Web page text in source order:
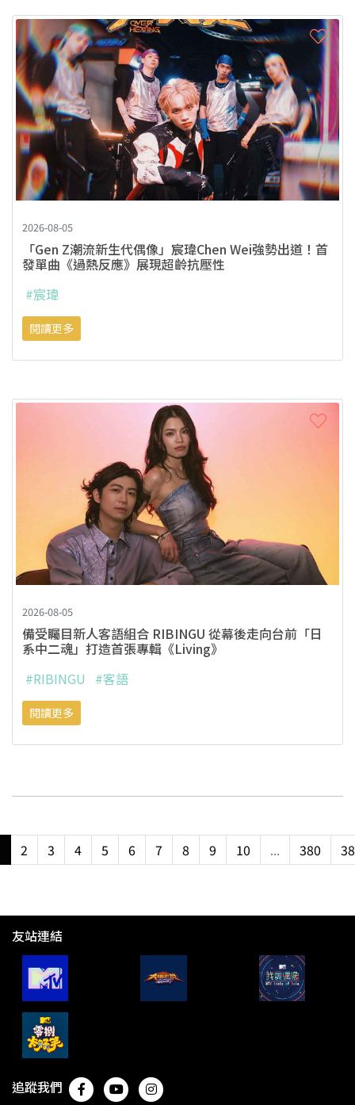
2026-08-05
「Gen Z潮流新生代偶像」宸瑋Chen Wei強勢出道！首
發單曲《過熱反應》展現超齡抗壓性
#宸瑋
閱讀更多
2026-08-05
備受矚目新人客語組合 RIBINGU 從幕後走向台前「日
系中二魂」打造首張專輯《Living》
#RIBINGU
#客語
閱讀更多
2 3 4 5 6 7 8 9 10 ... 380
友站連結
追蹤我們